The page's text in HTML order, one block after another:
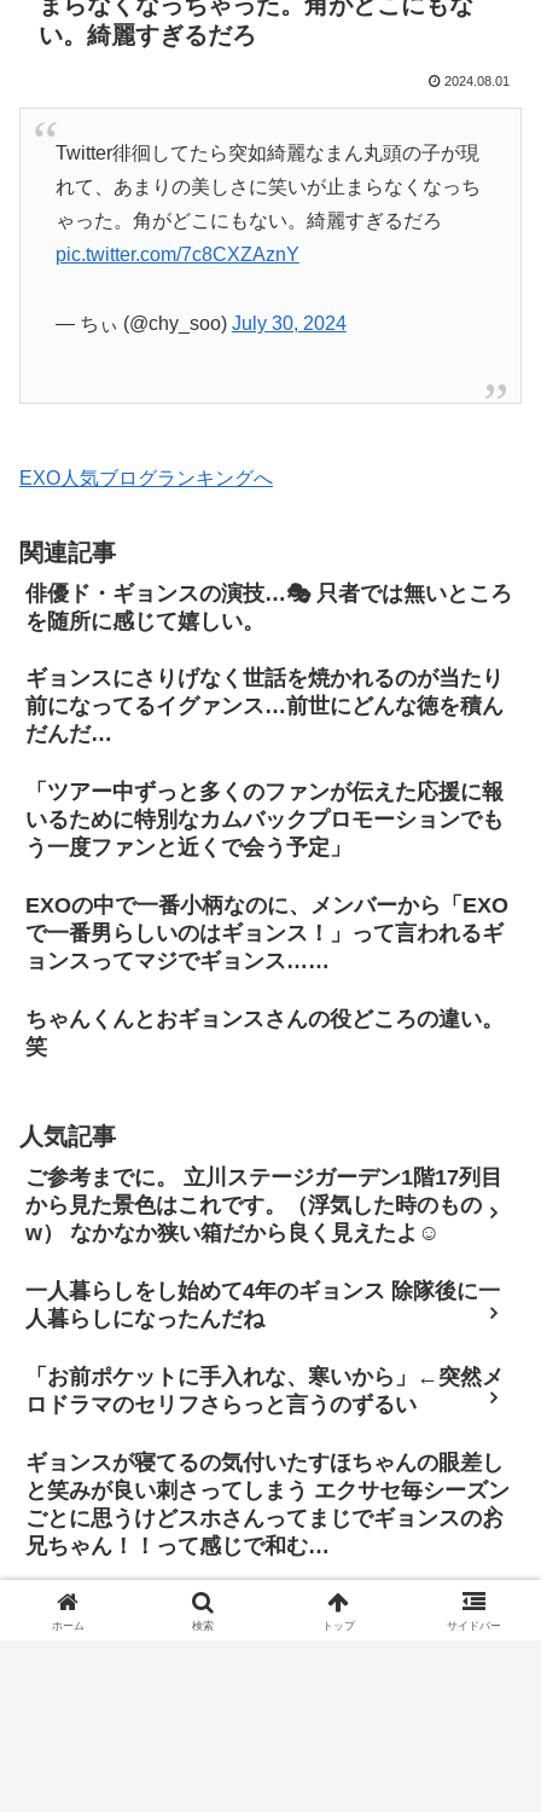
い。綺麗すぎるだろ
2024.08.01
Twitter徘徊してたら突如綺麗なまん丸頭の子が現
れて、あまりの美しさに笑いが止まらなくなっち
ゃった。角がどこにもない。綺麗すぎるだろ
pic.twitter.com/7c8CXZAznY
— ちぃ (@chy_soo) July 30, 2024
EXO人気ブログランキングへ
関連記事
俳優ド・ギョンスの演技…🎭 只者では無いところ
を随所に感じて嬉しい。
ギョンスにさりげなく世話を焼かれるのが当たり
前になってるイグァンス…前世にどんな徳を積ん
だんだ…
「ツアー中ずっと多くのファンが伝えた応援に報
いるために特別なカムバックプロモーションでも
う一度ファンと近くで会う予定」
EXOの中で一番小柄なのに、メンバーから「EXO
で一番男らしいのはギョンス！」って言われるギ
ョンスってマジでギョンス……
ちゃんくんとおギョンスさんの役どころの違い。
笑
人気記事
ご参考までに。 立川ステージガーデン1階17列目
から見た景色はこれです。（浮気した時のもの
w） なかなか狭い箱だから良く見えたよ☺
一人暮らしをし始めて4年のギョンス 除隊後に一
人暮らしになったんだね
「お前ポケットに手入れな、寒いから」←突然メ
ロドラマのセリフさらっと言うのずるい
ギョンスが寝てるの気付いたすほちゃんの眼差し
と笑みが良い刺さってしまう エクサセ毎シーズン
ごとに思うけどスホさんってまじでギョンスのお
兄ちゃん！！って感じで和む…
「その判断に振り回されたくはありません。僕は
自分の立ち位置で全力を尽くし、歌手と俳優双方
ホーム 検索 トップ サイドバー